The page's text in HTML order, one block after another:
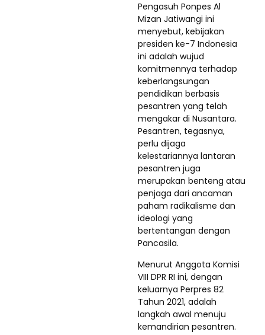
Pengasuh Ponpes Al
Mizan Jatiwangi ini
menyebut, kebijakan
presiden ke-7 Indonesia
ini adalah wujud
komitmennya terhadap
keberlangsungan
pendidikan berbasis
pesantren yang telah
mengakar di Nusantara.
Pesantren, tegasnya,
perlu dijaga
kelestariannya lantaran
pesantren juga
merupakan benteng atau
penjaga dari ancaman
paham radikalisme dan
ideologi yang
bertentangan dengan
Pancasila.
Menurut Anggota Komisi
VIII DPR RI ini, dengan
keluarnya Perpres 82
Tahun 2021, adalah
langkah awal menuju
kemandirian pesantren.